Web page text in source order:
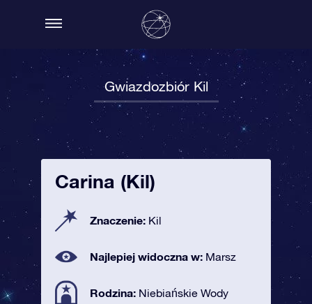
Gwiazdozbiór Kil
Carina (Kil)
Znaczenie: Kil
Najlepiej widoczna w: Marsz
Rodzina: Niebiańskie Wody